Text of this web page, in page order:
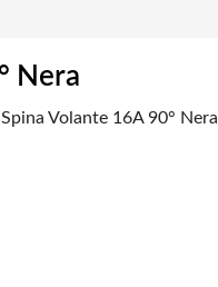
Nera
Volante 16A 90° Nera